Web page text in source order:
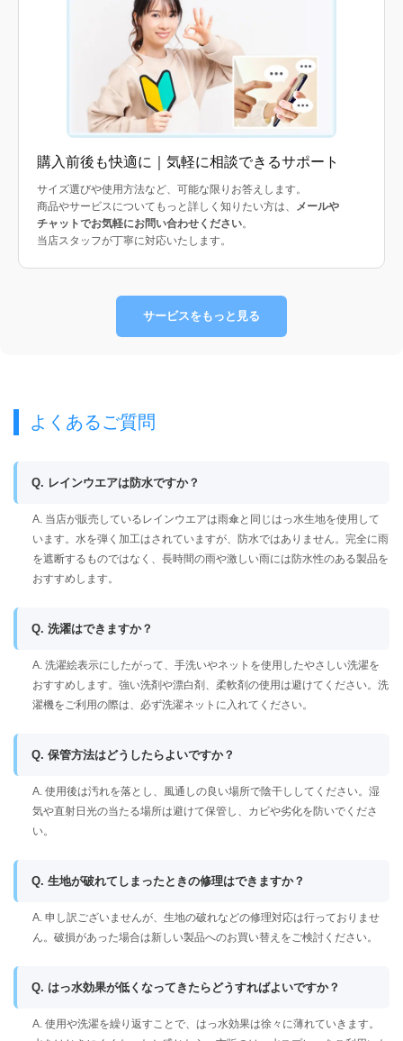
購入前後も快適に｜気軽に相談できるサポート
サイズ選びや使用方法など、可能な限りお答えします。
商品やサービスについてもっと詳しく知りたい方は、
メールや
チャットでお気軽にお問い合わせください。
当店スタッフが丁寧に対応いたします。
サービスをもっと見る
よくあるご質問
Q. レインウエアは防水ですか？
A. 当店が販売しているレインウエアは雨傘と同じはっ水生地を使用して
います。水を弾く加工はされていますが、防水ではありません。完全に雨
を遮断するものではなく、長時間の雨や激しい雨には防水性のある製品を
おすすめします。
Q. 洗濯はできますか？
A. 洗濯絵表示にしたがって、手洗いやネットを使用したやさしい洗濯を
おすすめします。強い洗剤や漂白剤、柔軟剤の使用は避けてください。洗
濯機をご利用の際は、必ず洗濯ネットに入れてください。
Q. 保管方法はどうしたらよいですか？
A. 使用後は汚れを落とし、風通しの良い場所で陰干ししてください。湿
気や直射日光の当たる場所は避けて保管し、カビや劣化を防いでくださ
い。
Q. 生地が破れてしまったときの修理はできますか？
A. 申し訳ございませんが、生地の破れなどの修理対応は行っておりませ
ん。破損があった場合は新しい製品へのお買い替えをご検討ください。
Q. はっ水効果が低くなってきたらどうすればよいですか？
A. 使用や洗濯を繰り返すことで、はっ水効果は徐々に薄れていきます。